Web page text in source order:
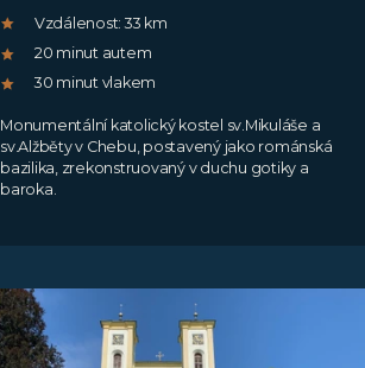
Vzdálenost: 33 km
20 minut autem
30 minut vlakem
Monumentální katolický kostel sv.Mikuláše a
sv.Alžběty v Chebu, postavený jako románská
bazilika, zrekonstruovaný v duchu gotiky a
baroka.